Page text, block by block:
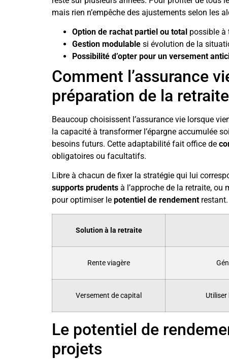
mais rien n’empêche des ajustements selon les
Option de rachat partiel ou total possible à
Gestion modulable si évolution de la
Possibilité d’opter pour un versement
Comment l’assurance
préparation de la
Beaucoup choisissent l’assurance vie lorsque
la capacité à transformer l’épargne accumulée
besoins futurs. Cette adaptabilité fait office de
obligatoires ou facultatifs.
Libre à chacun de fixer la stratégie qui lui
supports prudents à l’approche de la retraite,
pour optimiser le potentiel de rendement restant.
Solution à la retraite
Rente viagère
Versement de capital Utiliser
Le potentiel de
projets